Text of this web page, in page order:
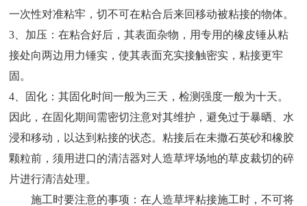
一次性对准粘牢，切不可在粘合后来回移动被粘接的物体。
3、加压：在粘合好后，其表面杂物，用专用的橡皮锤从粘
接处向两边用力锤实，使其表面充实接触密实，粘接更牢
固。
4、固化：其固化时间一般为三天，检测强度一般为十天。
因此，在固化期间需密切注意对其维护，避免过于暴晒、水
浸和移动，以达到粘接的状态。粘接后在未撒石英砂和橡胶
颗粒前，须用进口的清洁器对人造草坪场地的草皮裁切的碎
片进行清洁处理。
施工时要注意的事项：在人造草坪粘接施工时，不可将